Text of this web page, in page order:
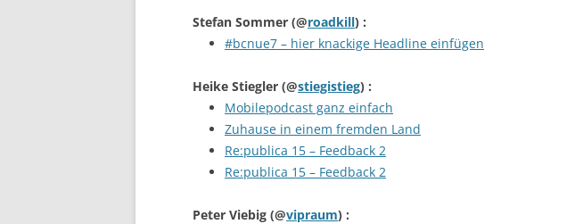
Stefan Sommer (@roadkill) :
#bcnue7 – hier knackige Headline einfügen
Heike Stiegler (@stiegistieg) :
Mobilepodcast ganz einfach
Zuhause in einem fremden Land
Re:publica 15 – Feedback 2
Re:publica 15 – Feedback 2
Peter Viebig (@vipraum) :